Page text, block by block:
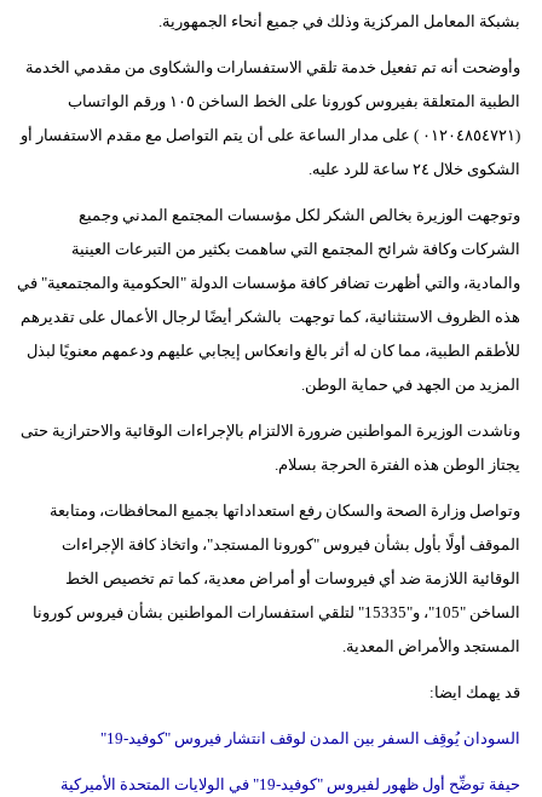
بشبكة المعامل المركزية وذلك في جميع أنحاء الجمهورية.
وأوضحت أنه تم تفعيل خدمة تلقي الاستفسارات والشكاوى من مقدمي الخدمة
الطبية المتعلقة بفيروس كورونا على الخط الساخن ١٠٥ ورقم الواتساب
(٠١٢٠٤٨٥٤٧٢١ ) على مدار الساعة على أن يتم التواصل مع مقدم الاستفسار أو
الشكوى خلال ٢٤ ساعة للرد عليه.
وتوجهت الوزيرة بخالص الشكر لكل مؤسسات المجتمع المدني وجميع
الشركات وكافة شرائح المجتمع التي ساهمت بكثير من التبرعات العينية
والمادية، والتي أظهرت تضافر كافة مؤسسات الدولة "الحكومية والمجتمعية" في
هذه الظروف الاستثنائية، كما توجهت بالشكر أيضًا لرجال الأعمال على تقديرهم
للأطقم الطبية، مما كان له أثر بالغ وانعكاس إيجابي عليهم ودعمهم معنويًا لبذل
المزيد من الجهد في حماية الوطن.
وناشدت الوزيرة المواطنين ضرورة الالتزام بالإجراءات الوقائية والاحترازية حتى
يجتاز الوطن هذه الفترة الحرجة بسلام.
وتواصل وزارة الصحة والسكان رفع استعداداتها بجميع المحافظات، ومتابعة
الموقف أولًا بأول بشأن فيروس "كورونا المستجد"، واتخاذ كافة الإجراءات
الوقائية اللازمة ضد أي فيروسات أو أمراض معدية، كما تم تخصيص الخط
الساخن "105"، و"15335" لتلقي استفسارات المواطنين بشأن فيروس كورونا
المستجد والأمراض المعدية.
قد يهمك ايضا:
السودان يُوقِف السفر بين المدن لوقف انتشار فيروس "كوفيد-19"
حيفة توضِّح أول ظهور لفيروس "كوفيد-19" في الولايات المتحدة الأميركية